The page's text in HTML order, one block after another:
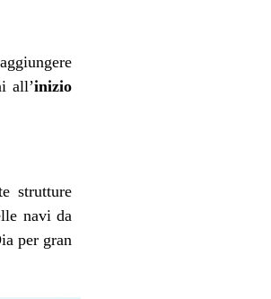
all’inizio
strutture
navi da
per gran